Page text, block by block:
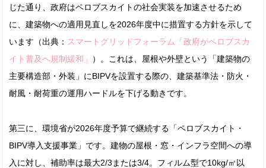
じた通り、政府はペロブスカイトの社会実装を加速させるため
に、建築物への適用見直しを2026年度中に措置する方針を示して
います（出典： スマートグリッドフォーラム「政府がペロブスカ
イト普及へ規制緩和」
）。これは、屋根や外壁という「建築物の
主要構造部・外装」にBIPVを設置する際の、建築基準法・防火・
耐風・耐荷重の運用ハードルを下げる動きです。
第三に、環境省が2026年度予算で継続する「ペロブスカイト・
BIPV導入支援事業」です。建物の屋根・窓・インフラ空間への導
入に対し、補助率は最大2/3または3/4。フィルム型で10kg/㎡以